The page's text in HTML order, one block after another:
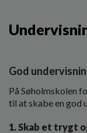
God
På Søholmskolen
til at skabe en god
1. Skab et trygt